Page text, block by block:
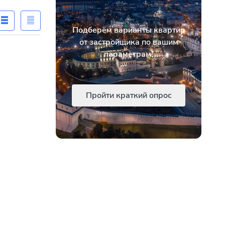
Подберём варианты квартир
от застройщика по вашим
параметрам!
Пройти краткий опрос